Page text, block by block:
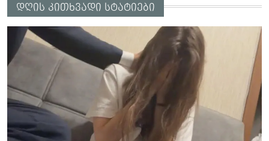
დღის კითხვადი სტატიები